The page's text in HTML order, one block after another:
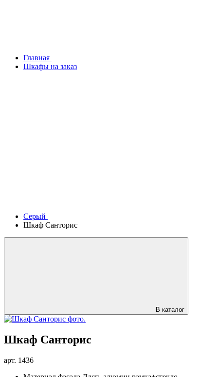
Главная
Шкафы на заказ
Серый
Шкаф Санторис
В каталог
Шкаф Санторис
арт. 1436